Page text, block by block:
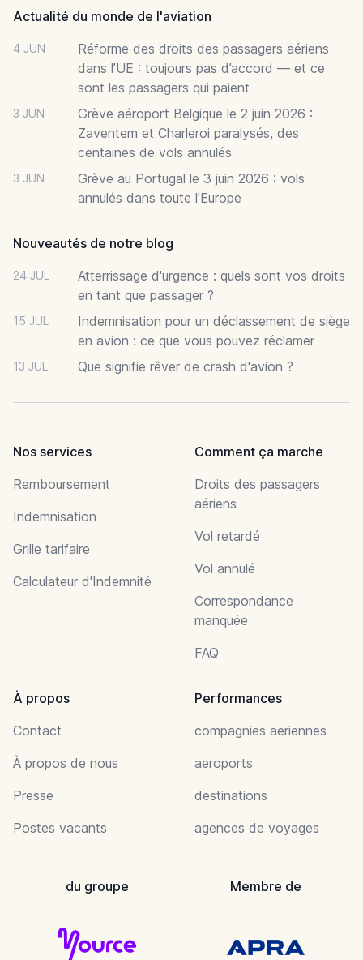
Actualité du monde de l'aviation
4 JUN
Réforme des droits des passagers aériens
dans l’UE : toujours pas d’accord — et ce
sont les passagers qui paient
3 JUN
Grève aéroport Belgique le 2 juin 2026 :
Zaventem et Charleroi paralysés, des
centaines de vols annulés
3 JUN
Grève au Portugal le 3 juin 2026 : vols
annulés dans toute l'Europe
Nouveautés de notre blog
24 JUL
Atterrissage d'urgence : quels sont vos droits
en tant que passager ?
15 JUL
Indemnisation pour un déclassement de siège
en avion : ce que vous pouvez réclamer
13 JUL Que signifie rêver de crash d'avion ?
Nos services
Remboursement
Indemnisation
Grille tarifaire
Calculateur d'Indemnité
Comment ça marche
Droits des passagers
aériens
Vol retardé
Vol annulé
Correspondance
manquée
FAQ
À propos
Contact
À propos de nous
Presse
Postes vacants
Performances
compagnies aeriennes
aeroports
destinations
agences de voyages
du groupe Membre de